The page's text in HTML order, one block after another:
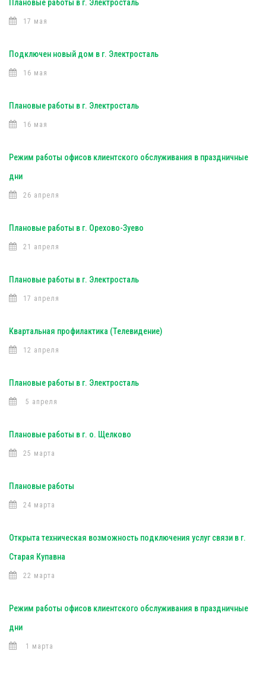
Плановые работы в г. Электросталь
17 мая
Подключен новый дом в г. Электросталь
16 мая
Плановые работы в г. Электросталь
16 мая
Режим работы офисов клиентского обслуживания в праздничные
дни
26 апреля
Плановые работы в г. Орехово-Зуево
21 апреля
Плановые работы в г. Электросталь
17 апреля
Квартальная профилактика (Телевидение)
12 апреля
Плановые работы в г. Электросталь
5 апреля
Плановые работы в г. о. Щелково
25 марта
Плановые работы
24 марта
Открыта техническая возможность подключения услуг связи в г.
Старая Купавна
22 марта
Режим работы офисов клиентского обслуживания в праздничные
дни
1 марта